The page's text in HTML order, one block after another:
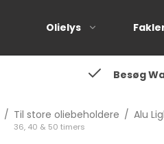
Olielys
Til store
Besøg
/ Til store oliebeholdere
36, 40 & 50 timers
/ Alu